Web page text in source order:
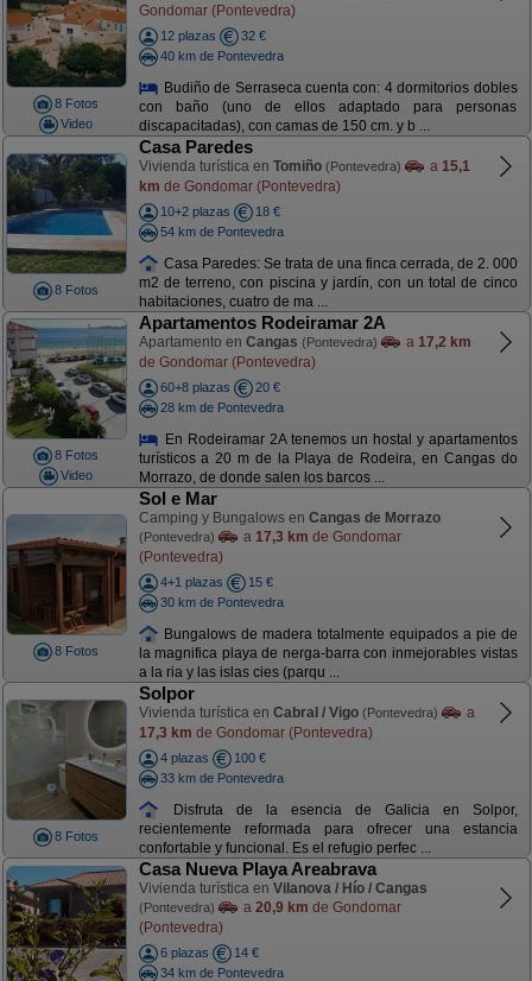
8 Fotos
Video
Gondomar (Pontevedra)
12 plazas
32 €
40 km de Pontevedra
Budiño de Serraseca cuenta con: 4 dormitorios dobles
con baño (uno de ellos adaptado para personas
discapacitadas), con camas de 150 cm. y b ...
8 Fotos
Casa Paredes
Vivienda turística en Tomiño (Pontevedra) a 15,1
km de Gondomar (Pontevedra)
10+2 plazas
18 €
54 km de Pontevedra
Casa Paredes: Se trata de una finca cerrada, de 2. 000
m2 de terreno, con piscina y jardín, con un total de cinco
habitaciones, cuatro de ma ...
8 Fotos
Video
Apartamentos Rodeiramar 2A
Apartamento en Cangas (Pontevedra) a 17,2 km
de Gondomar (Pontevedra)
60+8 plazas
20 €
28 km de Pontevedra
En Rodeiramar 2A tenemos un hostal y apartamentos
turísticos a 20 m de la Playa de Rodeira, en Cangas do
Morrazo, de donde salen los barcos ...
8 Fotos
Sol e Mar
Camping y Bungalows en Cangas de Morrazo
(Pontevedra) a 17,3 km de Gondomar
(Pontevedra)
4+1 plazas
15 €
30 km de Pontevedra
Bungalows de madera totalmente equipados a pie de
la magnifica playa de nerga-barra con inmejorables vistas
a la ria y las islas cies (parqu ...
8 Fotos
Solpor
Vivienda turística en Cabral / Vigo (Pontevedra)
a
17,3 km de Gondomar (Pontevedra)
4 plazas
100 €
33 km de Pontevedra
Disfruta de la esencia de Galicia en Solpor,
recientemente reformada para ofrecer una estancia
confortable y funcional. Es el refugio perfec ...
Casa Nueva Playa Areabrava
Vivienda turística en Vilanova / Hío / Cangas
(Pontevedra) a 20,9 km de Gondomar
(Pontevedra)
6 plazas
14 €
34 km de Pontevedra